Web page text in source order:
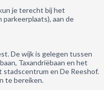
je terecht bij het
aan de
De wijk is gelegen tussen
Taxandriëbaan en het
stadscentrum en De Reeshof.
te bereiken.